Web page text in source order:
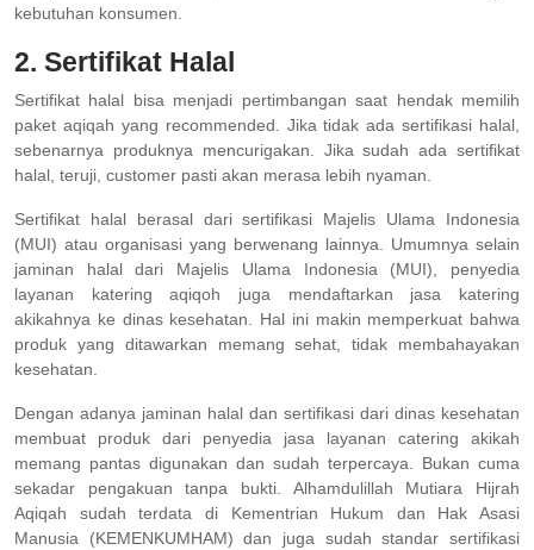
kebutuhan konsumen.
2. Sertifikat Halal
Sertifikat halal bisa menjadi pertimbangan saat hendak memilih
paket aqiqah yang recommended. Jika tidak ada sertifikasi halal,
sebenarnya produknya mencurigakan. Jika sudah ada sertifikat
halal, teruji, customer pasti akan merasa lebih nyaman.
Sertifikat halal berasal dari sertifikasi Majelis Ulama Indonesia
(MUI) atau organisasi yang berwenang lainnya. Umumnya selain
jaminan halal dari Majelis Ulama Indonesia (MUI), penyedia
layanan katering aqiqoh juga mendaftarkan jasa katering
akikahnya ke dinas kesehatan. Hal ini makin memperkuat bahwa
produk yang ditawarkan memang sehat, tidak membahayakan
kesehatan.
Dengan adanya jaminan halal dan sertifikasi dari dinas kesehatan
membuat produk dari penyedia jasa layanan catering akikah
memang pantas digunakan dan sudah terpercaya. Bukan cuma
sekadar pengakuan tanpa bukti. Alhamdulillah Mutiara Hijrah
Aqiqah sudah terdata di Kementrian Hukum dan Hak Asasi
Manusia (KEMENKUMHAM) dan juga sudah standar sertifikasi